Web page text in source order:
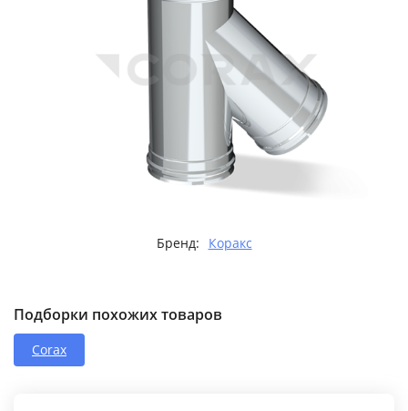
Бренд: Коракс
Подборки похожих товаров
Corax